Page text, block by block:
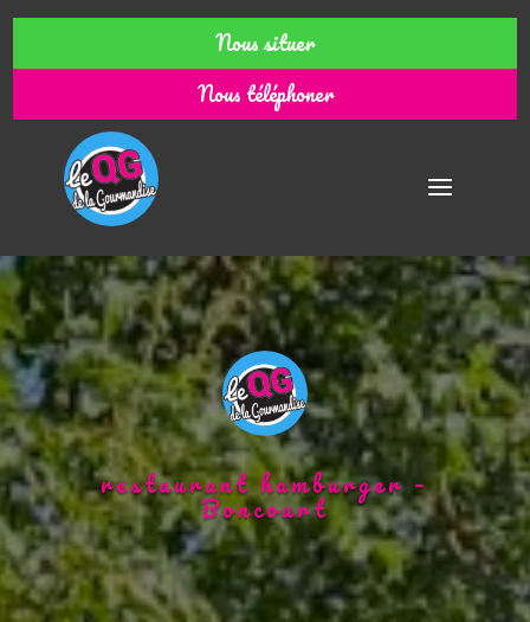
Nous situer
Nous téléphoner
restaurant hamburger –
Boncourt